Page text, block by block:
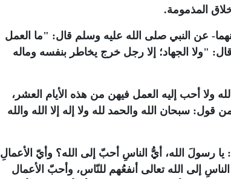
المذمومة.
عن النبي صلى الله عليه وسلم قال: "ما العمل
"ولا الجهاد؛ إلا رجل خرج يخاطر بنفسه وماله
ولا أحب إليه العمل فيهن من هذه الأيام العشر،
قول: سبحان الله والحمد لله ولا إله إلا الله والله
رسولَ الله، أيُّ الناسِ أحبّ إلى الله؟ وأيّ الأعمالِ
إلى الله تعالى أنفعُهم للنّاس، وأحبّ الأعمال